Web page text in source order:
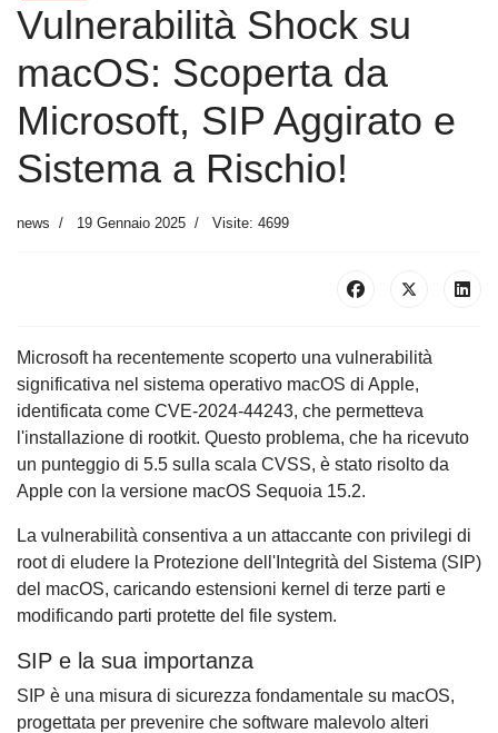
Vulnerabilità Shock su
macOS: Scoperta da
Microsoft, SIP Aggirato e
Sistema a Rischio!
news 19 Gennaio 2025 Visite: 4699
Microsoft ha recentemente scoperto una vulnerabilità
significativa nel sistema operativo macOS di Apple,
identificata come CVE-2024-44243, che permetteva
l'installazione di rootkit. Questo problema, che ha ricevuto
un punteggio di 5.5 sulla scala CVSS, è stato risolto da
Apple con la versione macOS Sequoia 15.2.
La vulnerabilità consentiva a un attaccante con privilegi di
root di eludere la Protezione dell'Integrità del Sistema (SIP)
del macOS, caricando estensioni kernel di terze parti e
modificando parti protette del file system.
SIP e la sua importanza
SIP è una misura di sicurezza fondamentale su macOS,
progettata per prevenire che software malevolo alteri